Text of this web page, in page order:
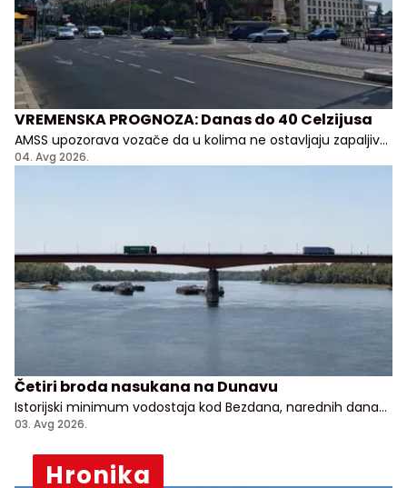
VREMENSKA PROGNOZA: Danas do 40 Celzijusa
AMSS upozorava vozače da u kolima ne ostavljaju zapaljive
stvari kao i da ne parkiraju na lako zapaljivim površinama:
04. Avg 2026.
Četiri broda nasukana na Dunavu
Istorijski minimum vodostaja kod Bezdana, narednih dana
dodatni pad
03. Avg 2026.
Hronika